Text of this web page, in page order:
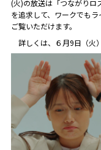
(火)の放送は「つながりロ
を追求して、ワークでも
ご覧いただけます。
詳しくは、６月9日（火